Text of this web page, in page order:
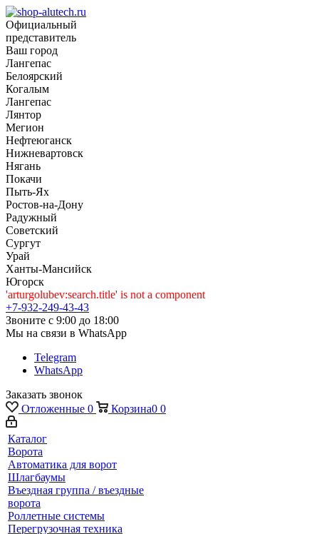
Официальный
представитель
Ваш город
Лангепас
Белоярский
Когалым
Лангепас
Лянтор
Мегион
Нефтеюганск
Нижневартовск
Нягань
Покачи
Пыть-Ях
Рoстов-на-Дону
Радужный
Советский
Сургут
Урай
Ханты-Мансийск
Югорск
'arturgolubev:search.title' is not a component
+7-932-249-43-43
Звоните с 9:00 до 18:00
Мы на связи в WhatsApp
Telegram
WhatsApp
Заказать звонок
Отложенные 0 Корзина0 0
Каталог
Ворота
Автоматика для ворот
Шлагбаумы
Въездная группа / въездные
ворота
Роллетные системы
Перегрузочная техника